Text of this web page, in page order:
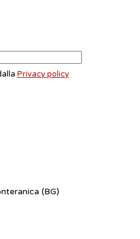
Privacy policy
(BG)